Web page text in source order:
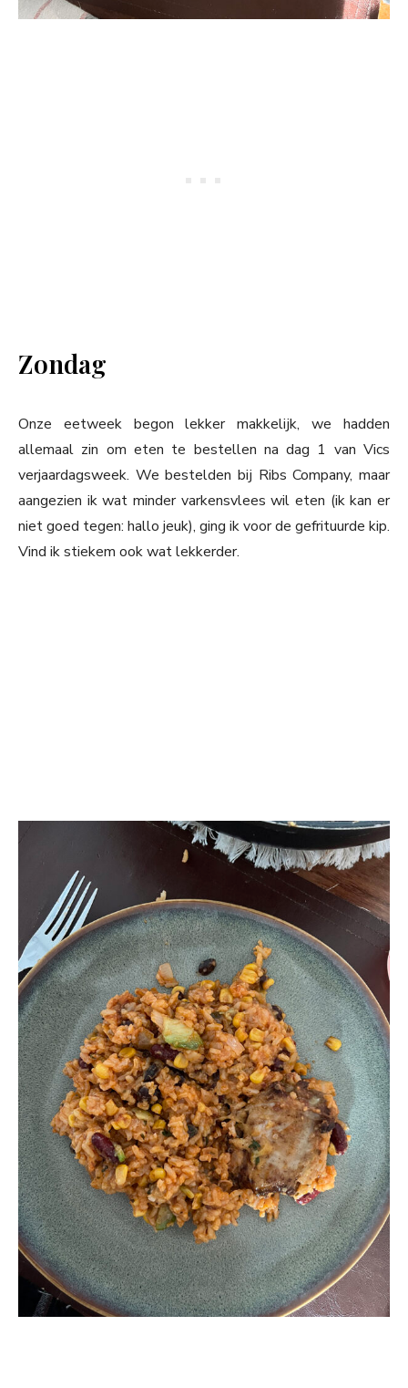
Zondag
Onze eetweek begon lekker makkelijk, we hadden
allemaal zin om eten te bestellen na dag 1 van Vics
verjaardagsweek. We bestelden bij Ribs Company, maar
aangezien ik wat minder varkensvlees wil eten (ik kan er
niet goed tegen: hallo jeuk), ging ik voor de gefrituurde kip.
Vind ik stiekem ook wat lekkerder.